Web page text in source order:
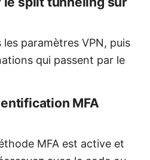
les paramètres VPN, puis
qui passent par le
MFA
MFA est active et